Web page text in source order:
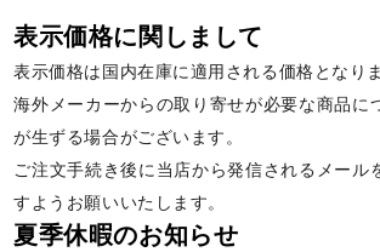
表示価格に関しまして
表示価格は国内在庫に適用される価格となりま
海外メーカーからの取り寄せが必要な商品に
が生ずる場合がございます。
ご注文手続き後に当店から発信されるメール
すようお願いいたします。
夏季休暇のお知らせ